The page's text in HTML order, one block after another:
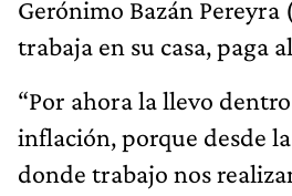
Gerónimo Bazán Pereyra
trabaja en su casa, paga
“Por ahora la llevo
inflación, porque desde
donde trabajo nos